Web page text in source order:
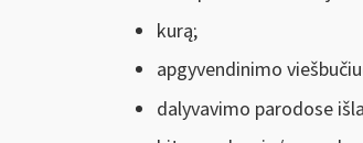
kurą;
apgyvendinimo
dalyvavimo parodose